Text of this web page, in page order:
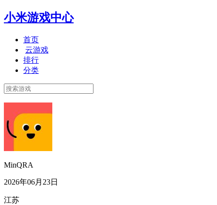
小米游戏中心
首页
云游戏
排行
分类
MinQRA
2026年06月23日
江苏